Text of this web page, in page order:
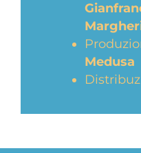
Medusa